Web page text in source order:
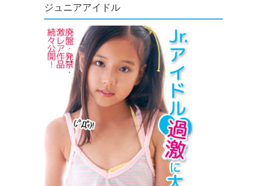
ジュニアアイドル